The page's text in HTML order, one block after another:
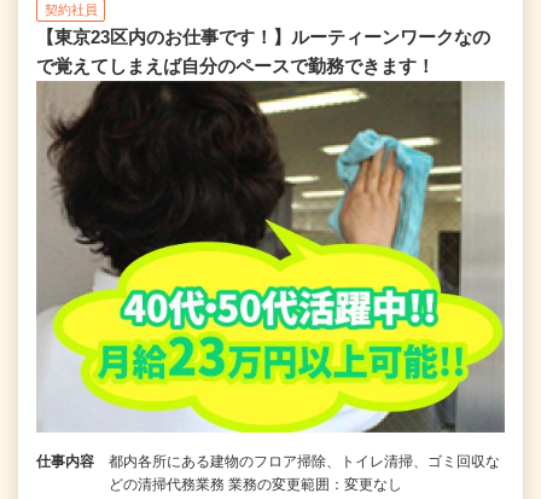
契約社員
【東京23区内のお仕事です！】ルーティーンワークなの
で覚えてしまえば自分のペースで勤務できます！
仕事内容
都内各所にある建物のフロア掃除、トイレ清掃、ゴミ回収な
どの清掃代務業務 業務の変更範囲：変更なし